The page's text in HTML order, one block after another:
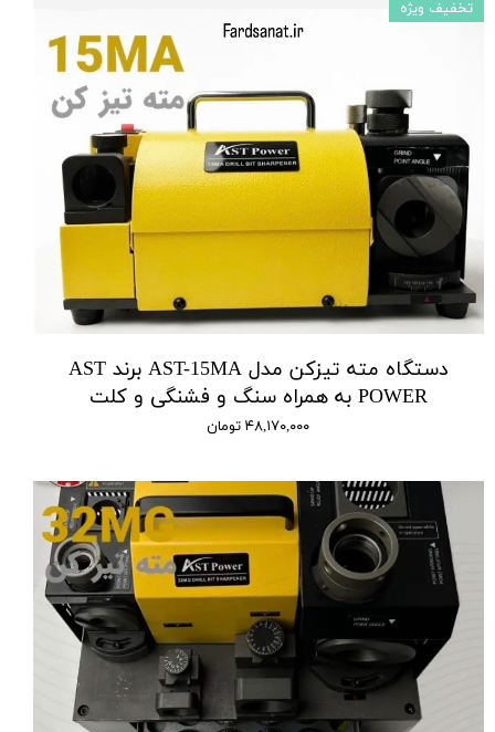
دستگاه مته تیزکن مدل AST-15MA برند AST
POWER به همراه سنگ و فشنگی و کلت
۴۸,۱۷۰,۰۰۰ تومان
تخفیف ویژه